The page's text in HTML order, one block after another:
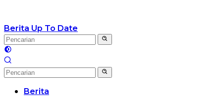
Berita Up To Date
Berita